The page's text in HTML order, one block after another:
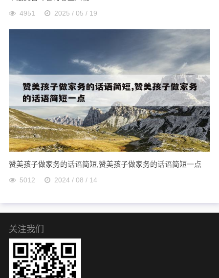
4951 2025 / 05 / 19
赞美孩子做家务的话语简短,赞美孩子做家务的话语简短一点
5012 2024 / 08 / 14
关注我们